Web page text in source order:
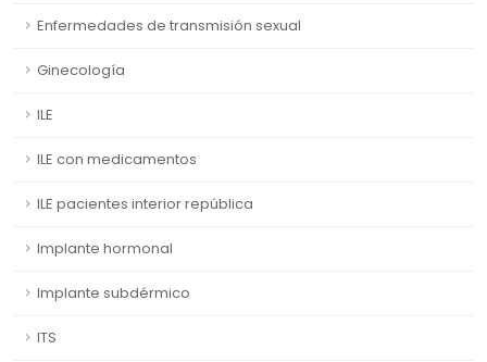
Enfermedades de transmisión sexual
Ginecología
ILE
ILE con medicamentos
ILE pacientes interior república
Implante hormonal
Implante subdérmico
ITS